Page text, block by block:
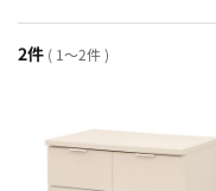
2件 ( 1～2件 )